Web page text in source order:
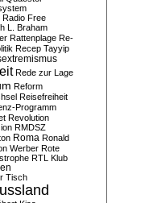
Radio Free
L. Braham
Rattenplage Re-
Recep Tayyip
Rede zur Lage
Reform
Reisefreiheit
Programm
Revolution
RMDSZ
Roma Ronald
Werber Rote
RTL Klub
Tisch